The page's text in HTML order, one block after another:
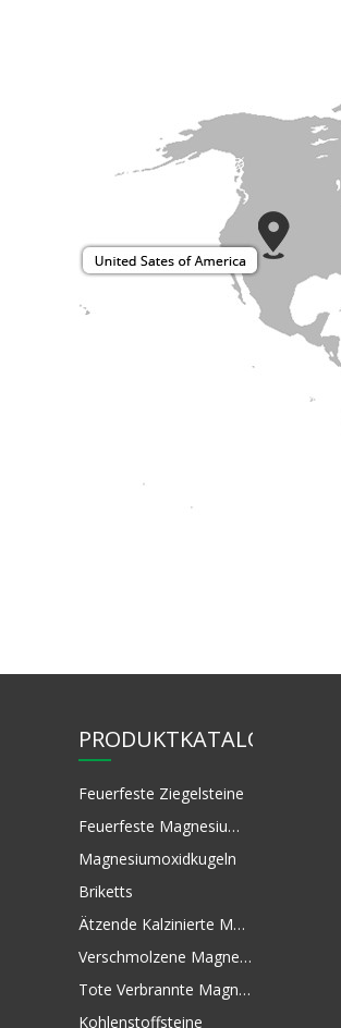
PRODUKTKATALOG
Feuerfeste Ziegelsteine
Feuerfeste Magnesiumoxid-Rohstoffe
Magnesiumoxidkugeln
Briketts
Ätzende Kalzinierte Magnesia
Verschmolzene Magnesia
Tote Verbrannte Magnesia
Kohlenstoffsteine